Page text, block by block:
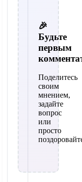
🎉
Будьте
первым
Поделитесь
своим
мнением,
задайте
вопрос
или
просто